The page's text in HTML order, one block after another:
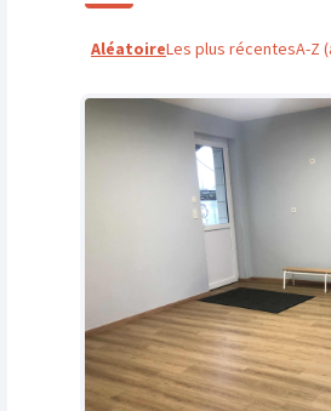
AléatoireLes plus récentesA-Z